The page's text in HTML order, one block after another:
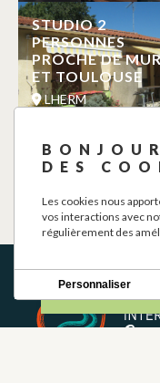
STUDIO 2
PERSONNES
PROCHE DE
ET TOULOUSE
LHERM
LE MOULIN A
PIZZA
DES
Les cookies nous
vos interactions avec
régulièrement des
Personnaliser